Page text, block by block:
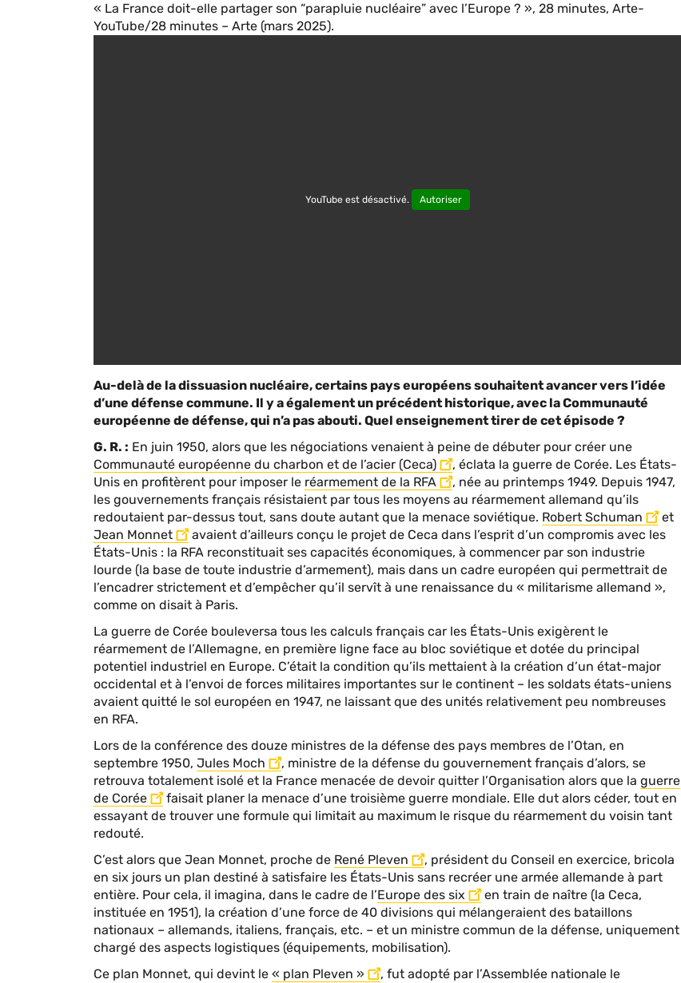
« La France doit-elle partager son “parapluie nucléaire” avec l’Europe ? », 28 minutes, Arte-
YouTube/28 minutes – Arte (mars 2025).
YouTube est désactivé. Autoriser
Au-delà de la dissuasion nucléaire, certains pays européens souhaitent avancer vers l’idée
d’une défense commune. Il y a également un précédent historique, avec la Communauté
européenne de défense, qui n’a pas abouti. Quel enseignement tirer de cet épisode ?
G. R. : En juin 1950, alors que les négociations venaient à peine de débuter pour créer une
Communauté européenne du charbon et de l’acier (Ceca)
, éclata la guerre de Corée. Les États-
Unis en profitèrent pour imposer le réarmement de la RFA
, née au printemps 1949. Depuis 1947,
les gouvernements français résistaient par tous les moyens au réarmement allemand qu’ils
redoutaient par-dessus tout, sans doute autant que la menace soviétique. Robert Schuman
et
Jean Monnet
avaient d’ailleurs conçu le projet de Ceca dans l’esprit d’un compromis avec les
États-Unis : la RFA reconstituait ses capacités économiques, à commencer par son industrie
lourde (la base de toute industrie d’armement), mais dans un cadre européen qui permettrait de
l’encadrer strictement et d’empêcher qu’il servît à une renaissance du « militarisme allemand »,
comme on disait à Paris.
La guerre de Corée bouleversa tous les calculs français car les États-Unis exigèrent le
réarmement de l’Allemagne, en première ligne face au bloc soviétique et dotée du principal
potentiel industriel en Europe. C’était la condition qu’ils mettaient à la création d’un état-major
occidental et à l’envoi de forces militaires importantes sur le continent – les soldats états-uniens
avaient quitté le sol européen en 1947, ne laissant que des unités relativement peu nombreuses
en RFA.
Lors de la conférence des douze ministres de la défense des pays membres de l’Otan, en
septembre 1950, Jules Moch
, ministre de la défense du gouvernement français d’alors, se
retrouva totalement isolé et la France menacée de devoir quitter l’Organisation alors que la guerre
de Corée
faisait planer la menace d’une troisième guerre mondiale. Elle dut alors céder, tout en
essayant de trouver une formule qui limitait au maximum le risque du réarmement du voisin tant
redouté.
C’est alors que Jean Monnet, proche de René Pleven
, président du Conseil en exercice, bricola
en six jours un plan destiné à satisfaire les États-Unis sans recréer une armée allemande à part
entière. Pour cela, il imagina, dans le cadre de l’Europe des six
en train de naître (la Ceca,
instituée en 1951), la création d’une force de 40 divisions qui mélangeraient des bataillons
nationaux – allemands, italiens, français, etc. – et un ministre commun de la défense, uniquement
chargé des aspects logistiques (équipements, mobilisation).
Ce plan Monnet, qui devint le « plan Pleven »
, fut adopté par l’Assemblée nationale le